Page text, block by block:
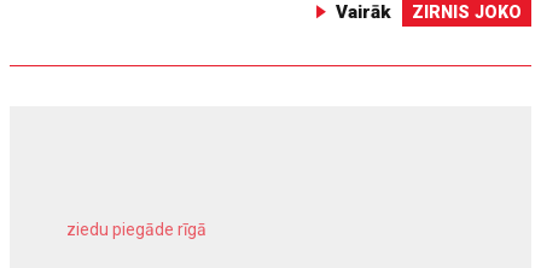
Vairāk ZIRNIS JOKO
ziedu piegāde rīgā